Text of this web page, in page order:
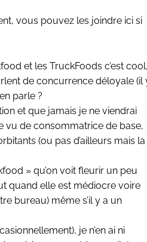
vous pouvez les joindre ici si
et les TruckFoods c’est
de concurrence déloyale (il
parle ?
et que jamais je ne viendrai
vu de consommatrice de base,
(ou pas d’ailleurs mais la
» qu’on voit fleurir un peu
quand elle est médiocre voire
bureau) même s’il y a un
je n’en ai ni